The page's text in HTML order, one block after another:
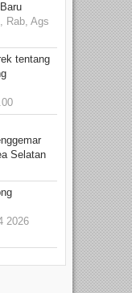
Rab, Ags
tentang
Selatan
2026